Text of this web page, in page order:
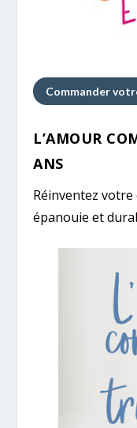
Commander
L’AMOUR
ANS
Réinventez
épanouie et